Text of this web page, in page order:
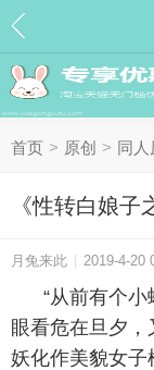
首页 > 原创 > 同人
《性转白娘
月兔来此 2019-4-20
“从前有个小
眼看危在旦夕
妖化作美貌女